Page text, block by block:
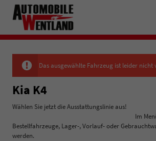
Das ausgewählte Fahrzeug ist leider nicht
Kia K4
Wählen Sie jetzt die
Im Menü
Bestellfahrzeuge, Lager-, Vorlauf- oder
werden.